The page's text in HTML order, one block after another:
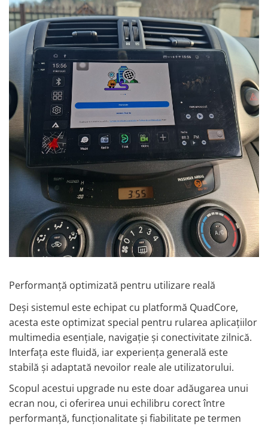
Rame adaptoare Dacia
Rame adaptoare Audi
Rame adaptoare BMW
Rame adaptoare Seat
Rame adaptoare Renault
Rame adaptoare Volvo
Rame adaptoare Honda
Rame Adaptoare Porsche
Rame adaptoare Peugeot
Rame adaptoare Citroen
Rame adaptoare Daihatsu
Rame adaptoare Mazda
Rame adaptoare Kia
Rame adaptoare Alfa Romeo
Rame adaptoare Nissan
Rame adaptoare Fiat
Performanță optimizată pentru utilizare reală
Deși sistemul este echipat cu platformă QuadCore,
acesta este optimizat special pentru rularea aplicațiilor
multimedia esențiale, navigație și conectivitate zilnică.
Interfața este fluidă, iar experiența generală este
stabilă și adaptată nevoilor reale ale utilizatorului.
Scopul acestui upgrade nu este doar adăugarea unui
ecran nou, ci oferirea unui echilibru corect între
performanță, funcționalitate și fiabilitate pe termen